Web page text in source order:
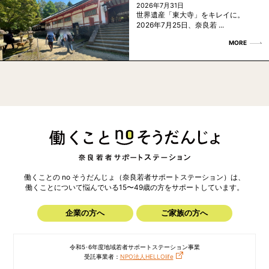
2026年7月31日
世界遺産「東大寺」をキレイに。
2026年7月25日、奈良若 ...
MORE
働くことの no そうだんじょ（奈良若者サポートステーション）は、
働くことについて悩んでいる15〜49歳の方をサポートしています。
企業の方へ ご家族の方へ
令和5･6年度地域若者サポートステーション事業
受託事業者： NPO法人HELLOlife